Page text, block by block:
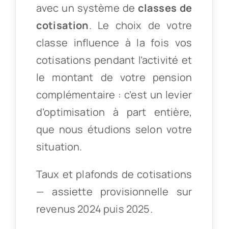
avec un système de classes de
cotisation. Le choix de votre
classe influence à la fois vos
cotisations pendant l’activité et
le montant de votre pension
complémentaire : c’est un levier
d’optimisation à part entière,
que nous étudions selon votre
situation.
Taux et plafonds de cotisations
— assiette provisionnelle sur
revenus 2024 puis 2025.